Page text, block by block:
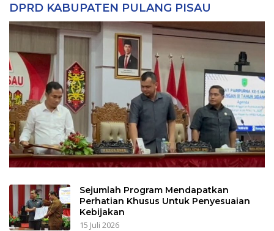
DPRD KABUPATEN PULANG PISAU
Sejumlah Program Mendapatkan
Perhatian Khusus Untuk Penyesuaian
Kebijakan
15 Juli 2026